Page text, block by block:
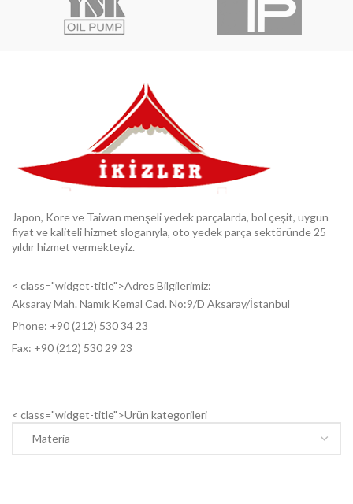
Japon, Kore ve Taiwan menşeli yedek parçalarda, bol çeşit, uygun
fiyat ve kaliteli hizmet sloganıyla, oto yedek parça sektöründe 25
yıldır hizmet vermekteyiz.
< class="widget-title">Adres Bilgilerimiz:
Aksaray Mah. Namık Kemal Cad. No:9/D Aksaray/İstanbul
Phone: +90 (212) 530 34 23
Fax: +90 (212) 530 29 23
< class="widget-title">Ürün kategorileri